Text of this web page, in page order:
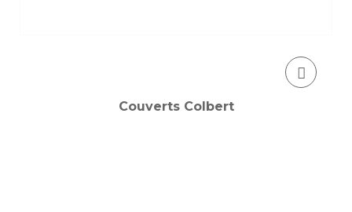
Couverts Colbert